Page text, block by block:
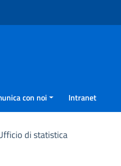
con noi Intranet
di statistica